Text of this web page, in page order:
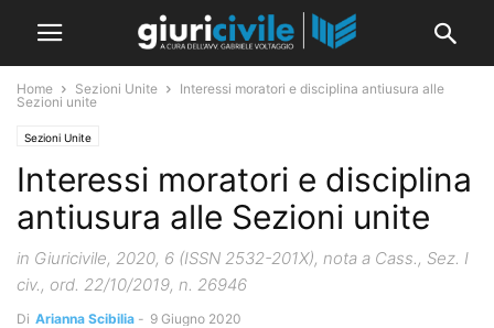
Home Sezioni Unite
Interessi moratori e disciplina antiusura alle
Sezioni unite
Sezioni Unite
Interessi moratori e disciplina
antiusura alle Sezioni unite
in Giuricivile, 2020, 6 (ISSN 2532-201X), nota a Cass., Sez. I
civ., ord. 22/10/2019, n. 26946
Di Arianna Scibilia - 9 Giugno 2020